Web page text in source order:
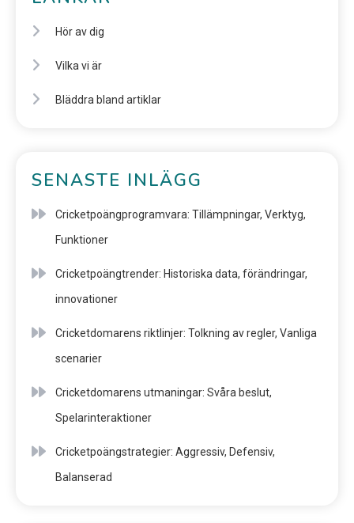
Hör av dig
Vilka vi är
Bläddra bland artiklar
SENASTE INLÄGG
Cricketpoängprogramvara: Tillämpningar, Verktyg,
Funktioner
Cricketpoängtrender: Historiska data, förändringar,
innovationer
Cricketdomarens riktlinjer: Tolkning av regler, Vanliga
scenarier
Cricketdomarens utmaningar: Svåra beslut,
Spelarinteraktioner
Cricketpoängstrategier: Aggressiv, Defensiv,
Balanserad